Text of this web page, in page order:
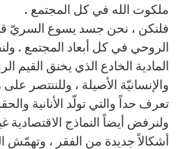
ملكوت الله في كل المجتمع .
فلنكن ، نحن جسد يسوع السريّ
الروحي في كل أبعاد المجتمع .
المادية الخادع الذي يخنق القيم
والإنسانيّة الأصيلة ، وللننتصر
تعرف حداً والتي تولّد الأنانية
ولنرفض أيضاً النماذج الاقتصادية
أشكالاً جديدة من الفقر ، وتهمّش